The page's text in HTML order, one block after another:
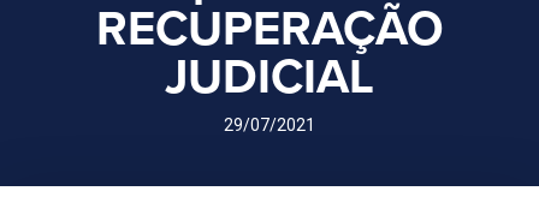
RECUPERAÇÃO
JUDICIAL
29/07/2021